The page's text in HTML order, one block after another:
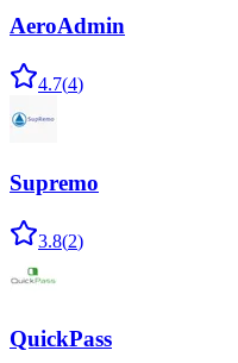
AeroAdmin
4.7(4)
Supremo
3.8(2)
QuickPass